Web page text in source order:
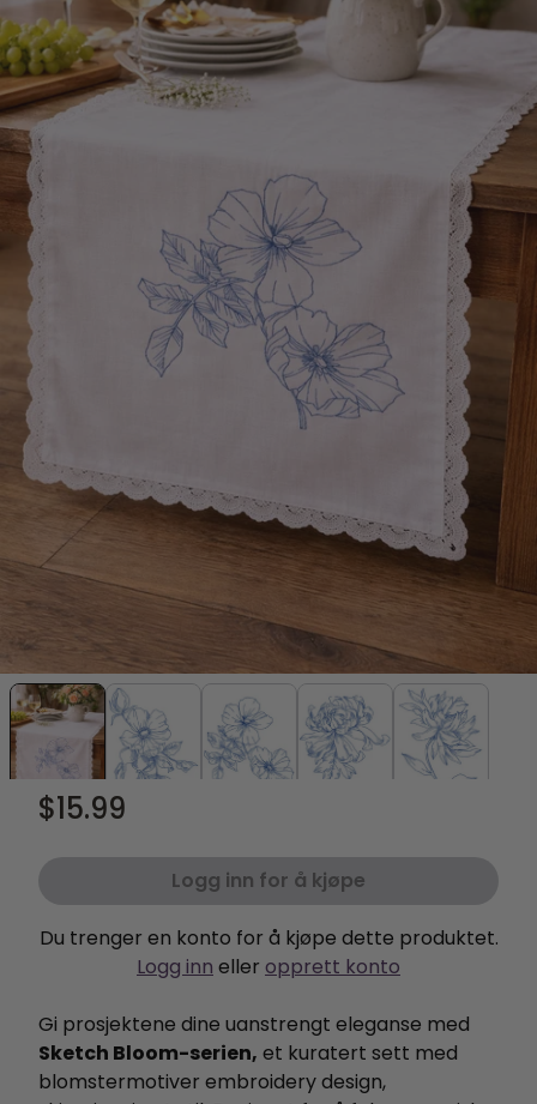
$15.99
Logg inn for å kjøpe
Du trenger en konto for å kjøpe dette produktet.
Logg inn eller opprett konto
Gi prosjektene dine uanstrengt eleganse med
Sketch Bloom-serien, et kuratert sett med
blomstermotiver embroidery design,